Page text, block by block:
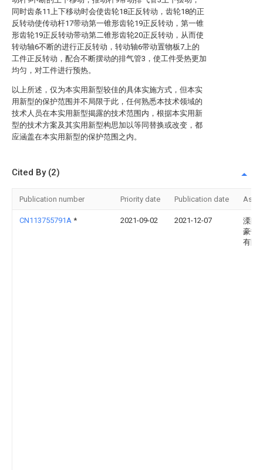
同时齿条11上下移动时会使齿轮18正反转动，齿轮18的正
反转动使传动杆17带动第一锥形齿轮19正反转动，第一锥
形齿轮19正反转动带动第二锥形齿轮20正反转动，从而使
转动轴6不断的进行正反转动，转动轴6带动置物板7上的
工件正反转动，配合不断摆动的排气管3，使工件受热更加
均匀，对工件进行预热。
以上所述，仅为本实用新型较佳的具体实施方式，但本实
用新型的保护范围并不局限于此，任何熟悉本技术领域的
技术人员在本实用新型揭露的技术范围内，根据本实用新
型的技术方案及其实用新型构思加以等同替换或改变，都
应涵盖在本实用新型的保护范围之内。
Cited By (2)
Publication number Priority date Publication date
CN113755791A * 2021-09-02 2021-12-07
溧阳
豪热
有限